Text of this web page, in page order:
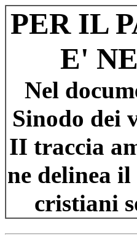
PER IL
E'
Nel
Sinodo dei
II traccia
ne delinea
cristiani